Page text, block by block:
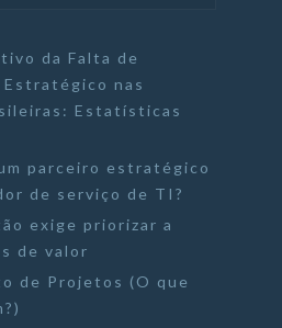
da Falta de
Estratégico nas
Estatísticas
parceiro estratégico
de serviço de TI?
exige priorizar a
de valor
de Projetos (O que